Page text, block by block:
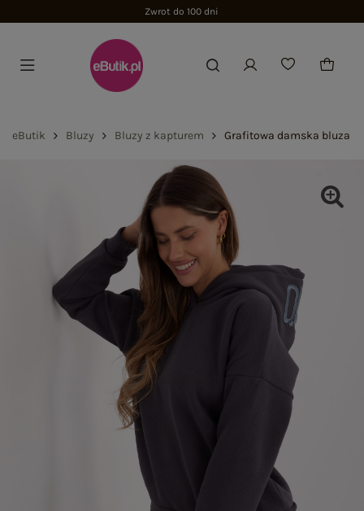
Zwrot do 100 dni
eButik Bluzy Bluzy z kapturem Grafitowa damska bluza